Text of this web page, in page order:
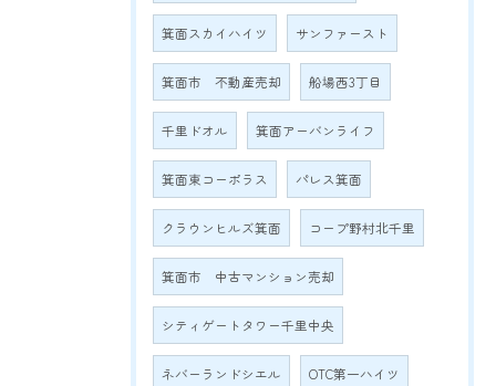
箕面スカイハイツ サンファースト
箕面市 不動産売却 船場西3丁目
千里ドオル 箕面アーバンライフ
箕面東コーポラス パレス箕面
クラウンヒルズ箕面 コープ野村北千里
箕面市 中古マンション売却
シティゲートタワー千里中央
ネバーランドシエル OTC第一ハイツ